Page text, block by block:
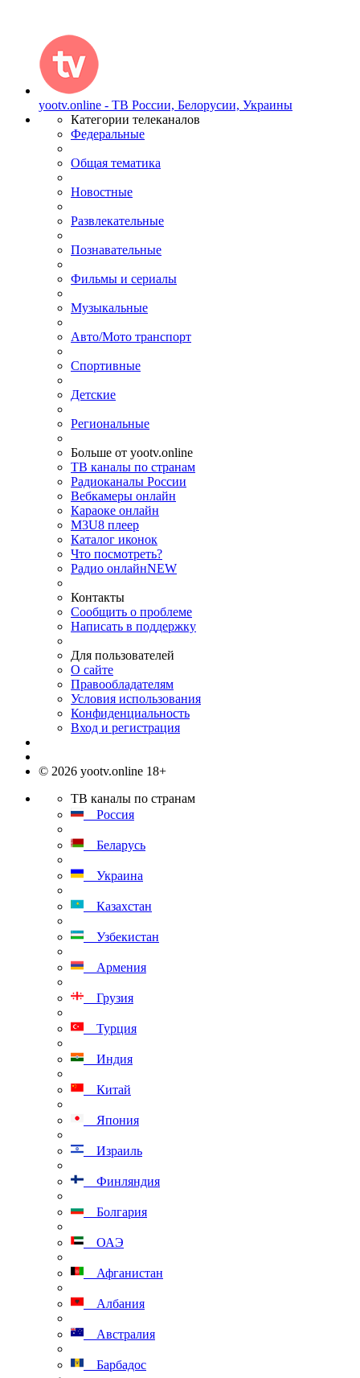
yootv.online - ТВ России, Белорусии, Украины
Категории телеканалов
Федеральные
Общая тематика
Новостные
Развлекательные
Познавательные
Фильмы и сериалы
Музыкальные
Авто/Мото транспорт
Спортивные
Детские
Региональные
Больше от yootv.online
ТВ каналы по странам
Радиоканалы России
Вебкамеры онлайн
Караоке онлайн
M3U8 плеер
Каталог иконок
Что посмотреть?
Радио онлайнNEW
Контакты
Сообщить о проблеме
Написать в поддержку
Для пользователей
О сайте
Правообладателям
Условия использования
Конфиденциальность
Вход и регистрация
© 2026 yootv.online 18+
ТВ каналы по странам
Россия
Беларусь
Украина
Казахстан
Узбекистан
Армения
Грузия
Турция
Индия
Китай
Япония
Израиль
Финляндия
Болгария
ОАЭ
Афганистан
Албания
Австралия
Барбадос